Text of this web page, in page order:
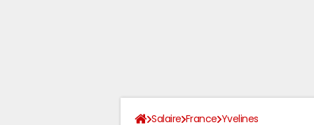
Salaire France Yvelines